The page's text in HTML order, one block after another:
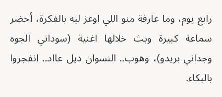
رابع يوم، وما عارفة منو اللي اوعز ليه بالفكرة، أحضر
سماعة كبيرة وبث خلالها اغنية (سوداني الجوه
وجداني بريدو)، وهوب.. النسوان ديل عااد.. انفجروا
بالبكاء.